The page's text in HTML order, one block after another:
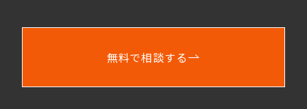
無料で相談する